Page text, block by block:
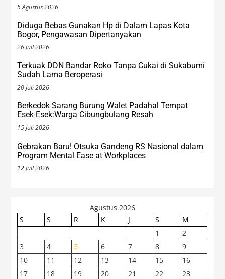
5 Agustus 2026
Diduga Bebas Gunakan Hp di Dalam Lapas Kota
Bogor, Pengawasan Dipertanyakan
26 Juli 2026
Terkuak DDN Bandar Roko Tanpa Cukai di Sukabumi
Sudah Lama Beroperasi
20 Juli 2026
Berkedok Sarang Burung Walet Padahal Tempat
Esek-Esek:Warga Cibungbulang Resah
15 Juli 2026
Gebrakan Baru! Otsuka Gandeng RS Nasional dalam
Program Mental Ease at Workplaces
12 Juli 2026
Agustus 2026
S
S R K J S
M
1
2
3
4 5 6 7 8
9
10
11 12 13 14 15
16
17
18 19 20 21 22
23